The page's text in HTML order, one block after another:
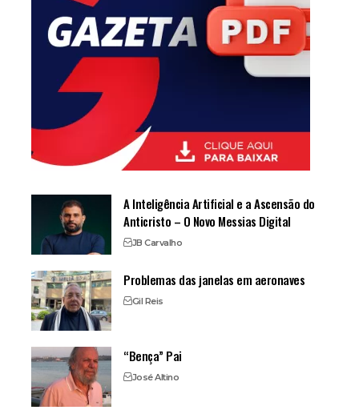
A Inteligência Artificial e a Ascensão do
Anticristo – O Novo Messias Digital
JB Carvalho
Problemas das janelas em aeronaves
Gil Reis
“Bença” Pai
José Altino